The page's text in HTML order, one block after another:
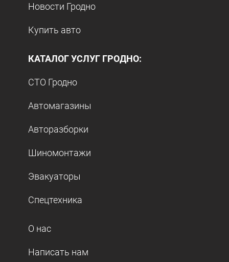
Новости Гродно
Купить авто
КАТАЛОГ УСЛУГ ГРОДНО:
СТО Гродно
Автомагазины
Авторазборки
Шиномонтажи
Эвакуаторы
Спецтехника
О нас
Написать нам